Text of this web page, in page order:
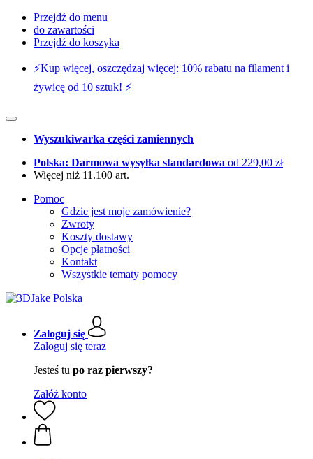
Przejdź do menu
do zawartości
Przejdź do koszyka
⚡️Kup więcej, oszczędzaj więcej: 10% rabatu na filament i
żywicę od 10 sztuk! ⚡️
Wyszukiwarka części zamiennych
Polska: Darmowa wysyłka standardowa od 229,00 zł
Więcej niż 11.100 art.
Pomoc
Gdzie jest moje zamówienie?
Zwroty
Koszty dostawy
Opcje płatności
Kontakt
Wszystkie tematy pomocy
Zaloguj się
Zaloguj się teraz
Jesteś tu po raz pierwszy?
Załóż konto